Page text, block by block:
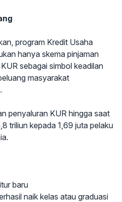
program Kredit Usaha
hanya skema pinjaman
sebagai simbol keadilan
masyarakat
penyaluran KUR hingga saat
triliun kepada 1,69 juta pelaku
baru
naik kelas atau graduasi